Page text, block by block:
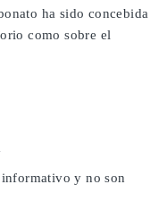
ha sido concebida
como sobre el
y no son